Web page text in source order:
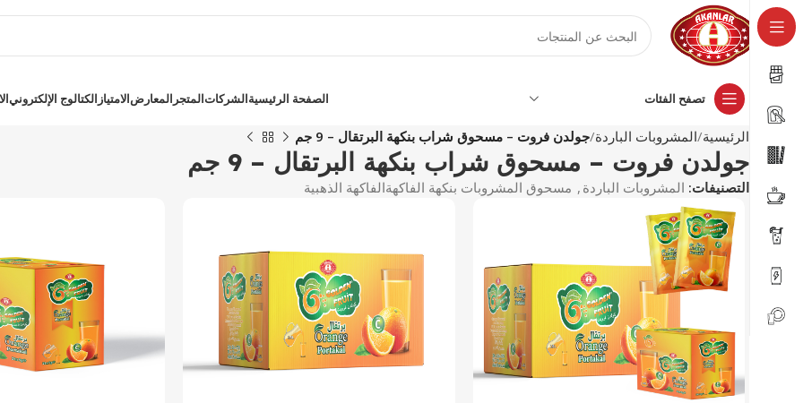
تصفح الفئات الصفحة الرئيسيةالشركاتالمتجر المعارضالامتياز الكتالوج الإلكتروني
الرئيسية المشروبات الباردة جولدن فروت – مسحوق شراب بنكهة البرتقال – 9 جم
جولدن فروت – مسحوق شراب بنكهة البرتقال – 9 جم
التصنيفات: المشروبات الباردة , مسحوق المشروبات بنكهة الفاكهةالفاكهة الذهبية